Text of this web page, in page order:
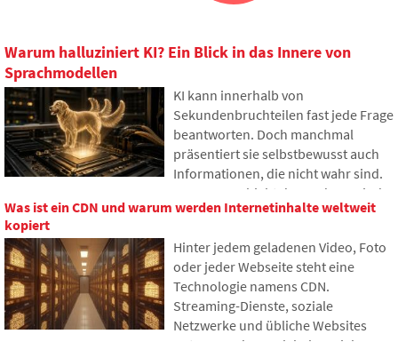
Warum halluziniert KI? Ein Blick in das Innere von
Sprachmodellen
KI kann innerhalb von
Sekundenbruchteilen fast jede Frage
beantworten. Doch manchmal
präsentiert sie selbstbewusst auch
Informationen, die nicht wahr sind.
Warum geschieht das und was sind
sogenannte KI-Halluzinationen? Im
Sprachmodelle funktionieren,
warum sie gelegentlich falsche
Antworten generieren und wie
Entwickler versuchen, dieses
Problem nach und nach zu
Was ist ein CDN und warum werden Internetinhalte weltweit
kopiert
Hinter jedem geladenen Video, Foto
oder jeder Webseite steht eine
Technologie namens CDN.
Streaming-Dienste, soziale
Netzwerke und übliche Websites